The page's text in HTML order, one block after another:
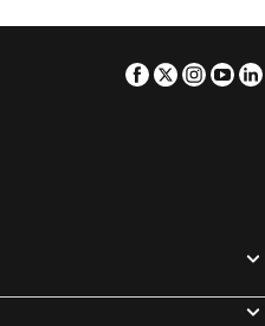
Facebook
Twitter